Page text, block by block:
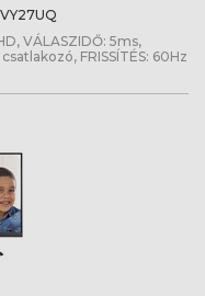
VY27UQ
VÁLASZIDŐ: 5ms,
FRISSÍTÉS: 60Hz